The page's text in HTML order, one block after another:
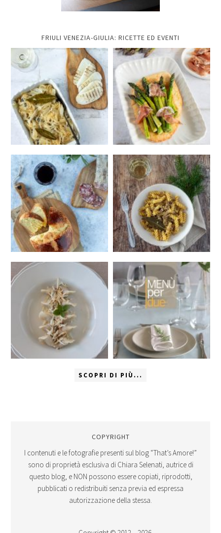
FRIULI VENEZIA-GIULIA: RICETTE ED EVENTI
SCOPRI DI PIÙ...
COPYRIGHT
I contenuti e le fotografie presenti sul blog “That’s Amore!”
sono di proprietà esclusiva di Chiara Selenati, autrice di
questo blog, e NON possono essere copiati, riprodotti,
pubblicati o redistribuiti senza previa ed espressa
autorizzazione della stessa.